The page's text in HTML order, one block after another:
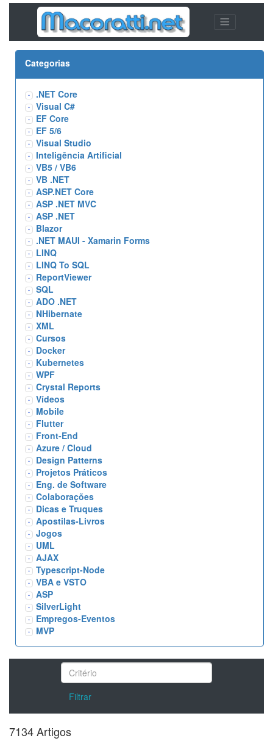
Categorias
.NET Core
Visual C#
EF Core
EF 5/6
Visual Studio
Inteligência Artificial
VB5 / VB6
VB .NET
ASP.NET Core
ASP .NET MVC
ASP .NET
Blazor
.NET MAUI - Xamarin Forms
LINQ
LINQ To SQL
ReportViewer
SQL
ADO .NET
NHibernate
XML
Cursos
Docker
Kubernetes
WPF
Crystal Reports
Vídeos
Mobile
Flutter
Front-End
Azure / Cloud
Design Patterns
Projetos Práticos
Eng. de Software
Colaborações
Dicas e Truques
Apostilas-Livros
Jogos
UML
AJAX
Typescript-Node
VBA e VSTO
ASP
SilverLight
Empregos-Eventos
MVP
Filtrar
7134 Artigos